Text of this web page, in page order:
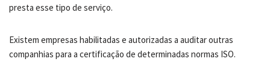
presta esse tipo de serviço.
Existem empresas habilitadas e autorizadas a auditar outras
companhias para a certificação de determinadas normas ISO.